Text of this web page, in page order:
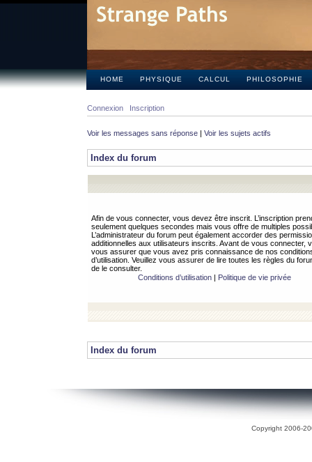
HOME PHYSIQUE CALCUL PHILOSOPHIE
Connexion Inscription
Voir les messages sans réponse | Voir les sujets actifs
Index du forum
Afin de vous connecter, vous devez être inscrit. L’inscription
seulement quelques secondes mais vous offre de multiples
L’administrateur du forum peut également accorder des
additionnelles aux utilisateurs inscrits. Avant de vous connecter,
vous assurer que vous avez pris connaissance de nos
d’utilisation. Veuillez vous assurer de lire toutes les règles du
de le consulter.
Conditions d’utilisation| Politique de vie privée
Index du forum
Copyright 2006-